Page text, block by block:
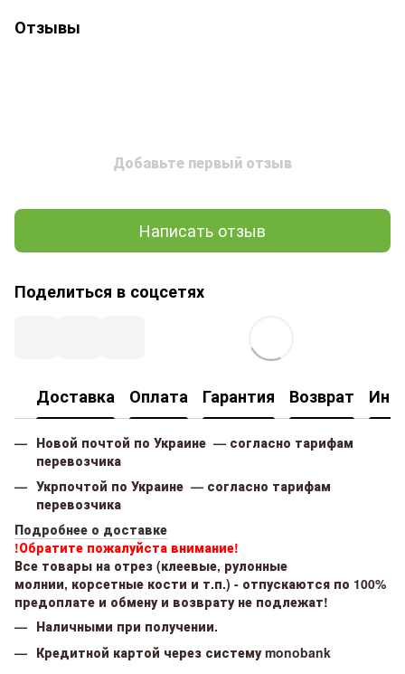
Отзывы
Добавьте первый отзыв
Написать отзыв
Поделиться в соцсетях
Доставка Оплата Гарантия Возврат
Новой почтой по Украине — согласно тарифам
перевозчика
Укрпочтой по Украине — согласно тарифам
перевозчика
Подробнее о доставке
!Обратите пожалуйста внимание!
Все товары на отрез (клеевые, рулонные
молнии, корсетные кости и т.п.) - отпускаются по 100%
предоплате и обмену и возврату не подлежат!
Наличными при получении.
Кредитной картой через систему monobank